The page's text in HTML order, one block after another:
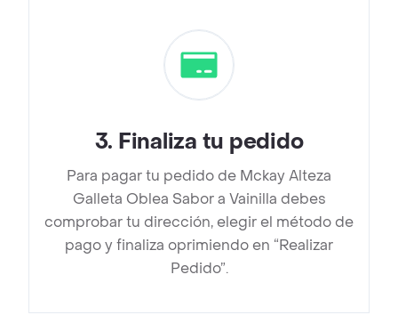
3. Finaliza tu pedido
Para pagar tu pedido de Mckay Alteza
Galleta Oblea Sabor a Vainilla debes
comprobar tu dirección, elegir el método de
pago y finaliza oprimiendo en “Realizar
Pedido”.